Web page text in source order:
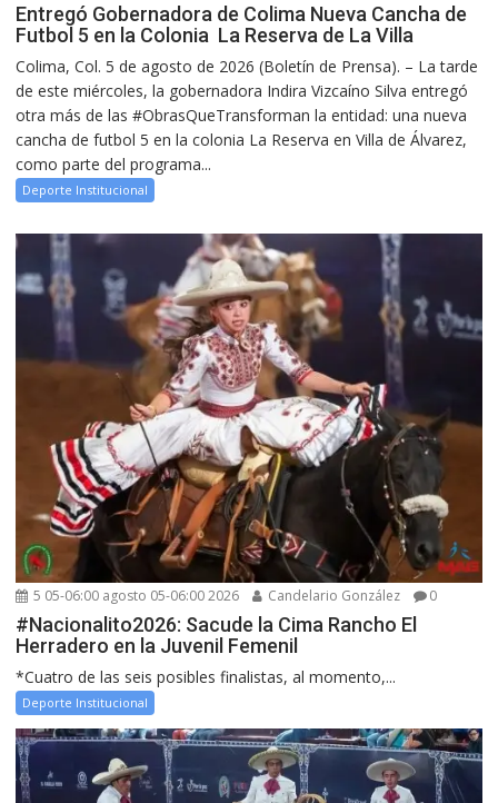
Entregó Gobernadora de Colima Nueva Cancha de
Futbol 5 en la Colonia La Reserva de La Villa
Colima, Col. 5 de agosto de 2026 (Boletín de Prensa). – La tarde
de este miércoles, la gobernadora Indira Vizcaíno Silva entregó
otra más de las #ObrasQueTransforman la entidad: una nueva
cancha de futbol 5 en la colonia La Reserva en Villa de Álvarez,
como parte del programa...
Deporte Institucional
5 05-06:00 agosto 05-06:00 2026 Candelario González 0
#Nacionalito2026: Sacude la Cima Rancho El
Herradero en la Juvenil Femenil
*Cuatro de las seis posibles finalistas, al momento,...
Deporte Institucional